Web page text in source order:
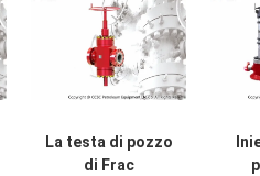
La testa di pozzo
di Frac